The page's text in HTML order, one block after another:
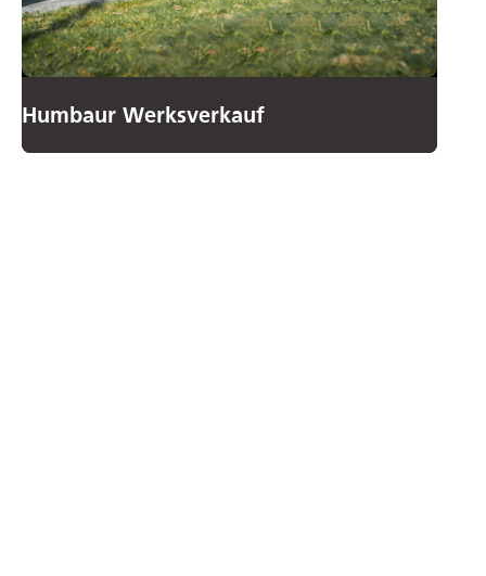
Humbaur Werksverkauf